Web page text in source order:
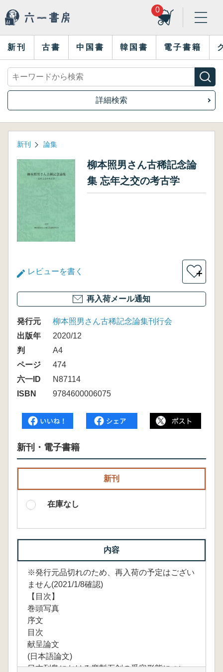
0
新刊 古書 中国書 韓国書 電子書籍
詳細検索
新刊 論集
柳本照男さん古稀記念論
集 忘年之交の考古学
レビューを書く ＋
再入荷メール通知
発行元
柳本照男さん古稀記念論集刊行会
出版年
2020/12
判
A4
ページ
474
六一ID
N87114
ISBN
9784600006075
新刊・電子書籍
新刊
在庫なし
内容
※発行元品切れのため、再入荷の予定はござい
ません(2021/1/8確認)
【目次】
巻頭写真
序文
目次
献呈論文
(日本語論文)
日本列島における磨製石剣の受容形態につい